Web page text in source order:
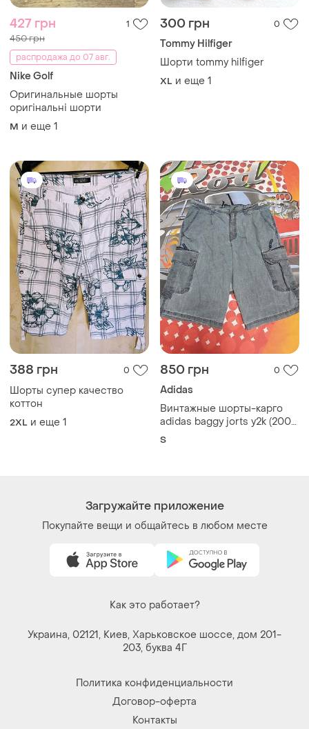
427 грн 1
450 грн
распродажа до 07 авг.
Nike Golf
Оригинальные шорты
оригінальні шорти
M и еще 1
300 грн 0
Tommy Hilfiger
Шорти tommy hilfiger
XL и еще 1
388 грн 0
Шорты супер качество
коттон
2XL и еще 1
850 грн 0
Adidas
Винтажные шорты-карго
adidas baggy jorts y2k (2005
год)
S
Загружайте приложение
Покупайте вещи и общайтесь в любом месте
Как это работает?
Украина, 02121, Киев, Харьковское шоссе, дом 201-
203, буква 4Г
Политика конфиденциальности
Договор-оферта
Контакты